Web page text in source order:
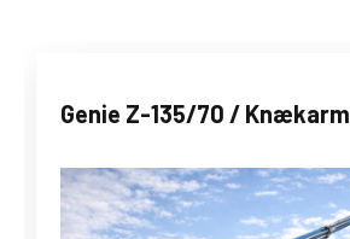
Genie Z-135/70 / Knækarm